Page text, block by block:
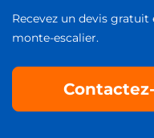
Recevez un devis
monte-escalier.